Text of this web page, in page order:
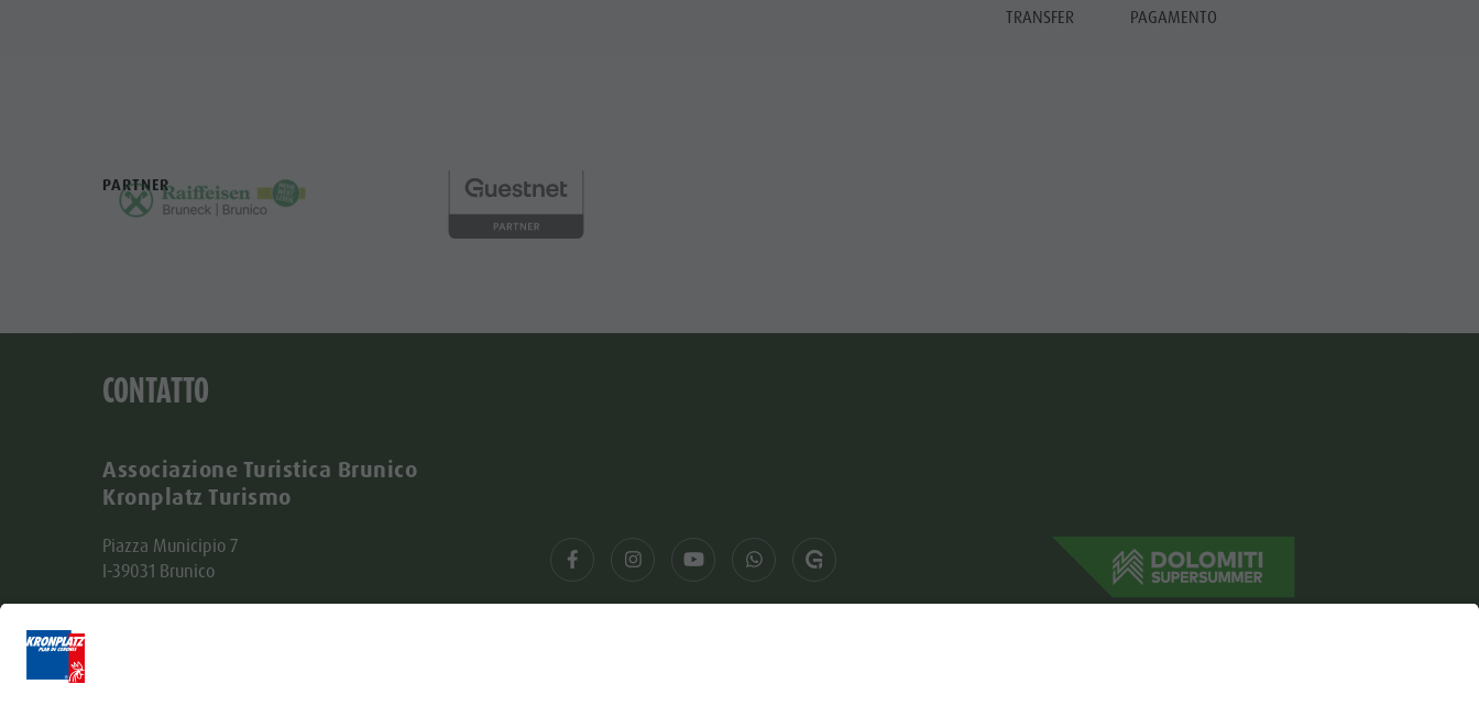
TRANSFER PAGAMENTO
PARTNER
CONTATTO
Associazione Turistica Brunico
Kronplatz Turismo
Piazza Municipio 7
I-39031 Brunico